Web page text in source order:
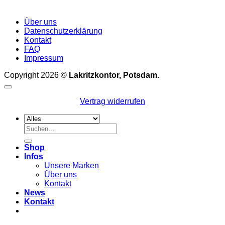
Über uns
Datenschutzerklärung
Kontakt
FAQ
Impressum
Copyright 2026 © Lakritzkontor, Potsdam.
Vertrag widerrufen
Suchen
nach:
Shop
Infos
Unsere Marken
Über uns
Kontakt
News
Kontakt